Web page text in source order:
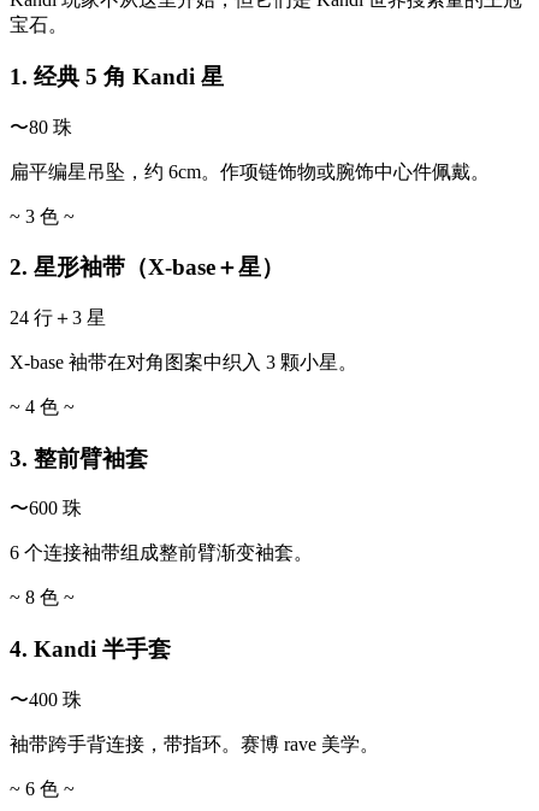
宝石。
1. 经典 5 角 Kandi 星
〜80 珠
扁平编星吊坠，约 6cm。作项链饰物或腕饰中心件佩戴。
~ 3 色 ~
2. 星形袖带（X-base＋星）
24 行＋3 星
X-base 袖带在对角图案中织入 3 颗小星。
~ 4 色 ~
3. 整前臂袖套
〜600 珠
6 个连接袖带组成整前臂渐变袖套。
~ 8 色 ~
4. Kandi 半手套
〜400 珠
袖带跨手背连接，带指环。赛博 rave 美学。
~ 6 色 ~